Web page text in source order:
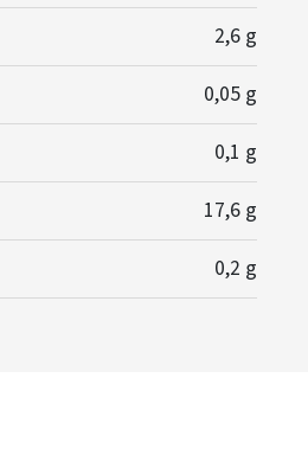
2,6 g
0,05 g
0,1 g
17,6 g
0,2 g